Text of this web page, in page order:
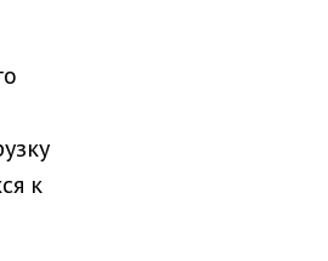
к